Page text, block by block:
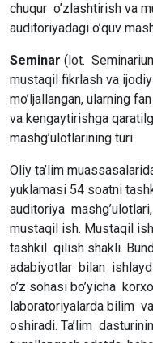
chuqur o’zlashtirish va
auditoriyadagi o’quv
Seminar (lot.
mustaqil fikrlash va
mo’ljallangan, ularning
va kengaytirishga
mashg’ulotlarining turi.
Oliy ta’lim
yuklamasi 54 soatni
auditoriya
mustaqil ish. Mustaqil
tashkil qilish shakli.
adabiyotlar bilan
o’z sohasi bo’yicha
laboratoriyalarda bilim
oshiradi. Ta’lim